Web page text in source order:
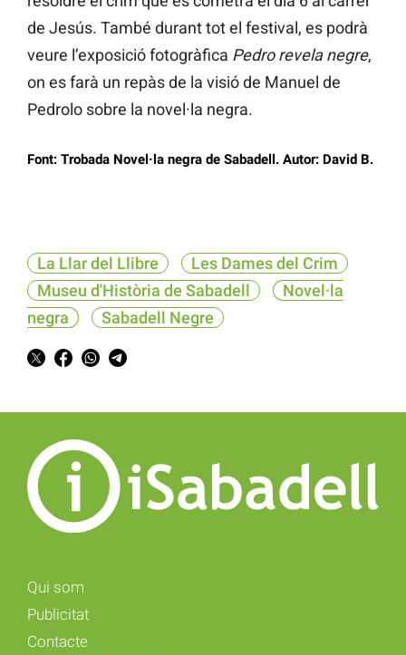
de Jesús. També durant tot el festival, es podrà
veure l’exposició fotogràfica Pedro revela negre,
on es farà un repàs de la visió de Manuel de
Pedrolo sobre la novel·la negra.
Font: Trobada Novel·la negra de Sabadell. Autor: David B.
La Llar del Llibre
Les Dames del Crim
Museu d'Història de Sabadell
Novel·la
negra
Sabadell Negre
Qui som
Publicitat
Contacte